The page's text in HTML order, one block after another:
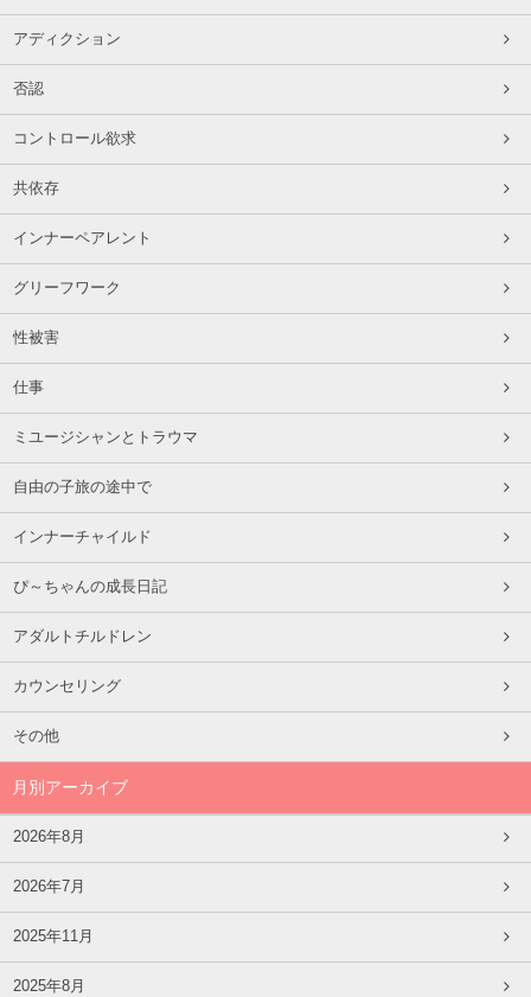
アディクション
否認
コントロール欲求
共依存
インナーペアレント
グリーフワーク
性被害
仕事
ミユージシャンとトラウマ
自由の子旅の途中で
インナーチャイルド
ぴ～ちゃんの成長日記
アダルトチルドレン
カウンセリング
その他
月別アーカイブ
2026年8月
2026年7月
2025年11月
2025年8月